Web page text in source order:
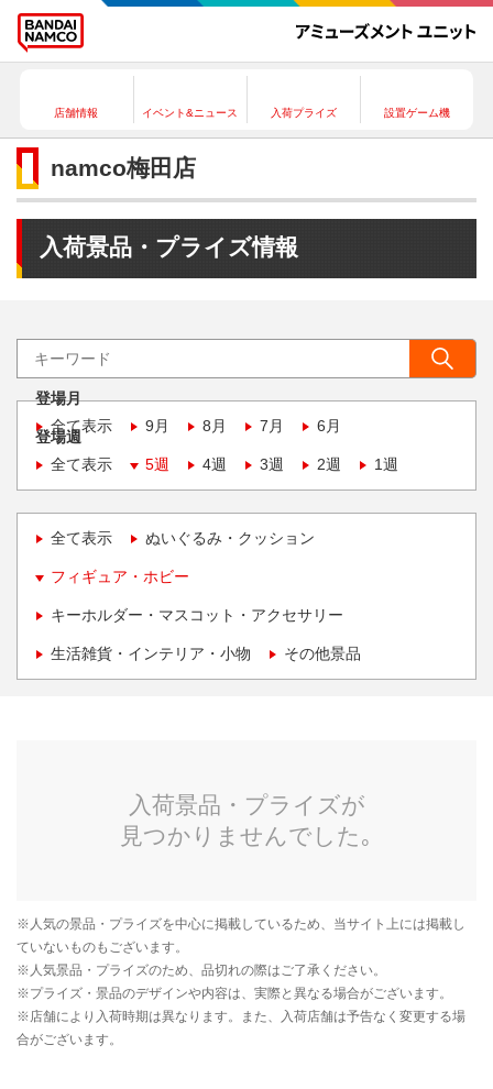
店舗情報 イベント&ニュース 入荷プライズ 設置ゲーム機
namco梅田店
入荷景品・プライズ情報
登場月
全て表示
9月 8月 7月 6月
登場週
全て表示
5週 4週 3週 2週 1週
全て表示 ぬいぐるみ・クッション
フィギュア・ホビー
キーホルダー・マスコット・アクセサリー
生活雑貨・インテリア・小物 その他景品